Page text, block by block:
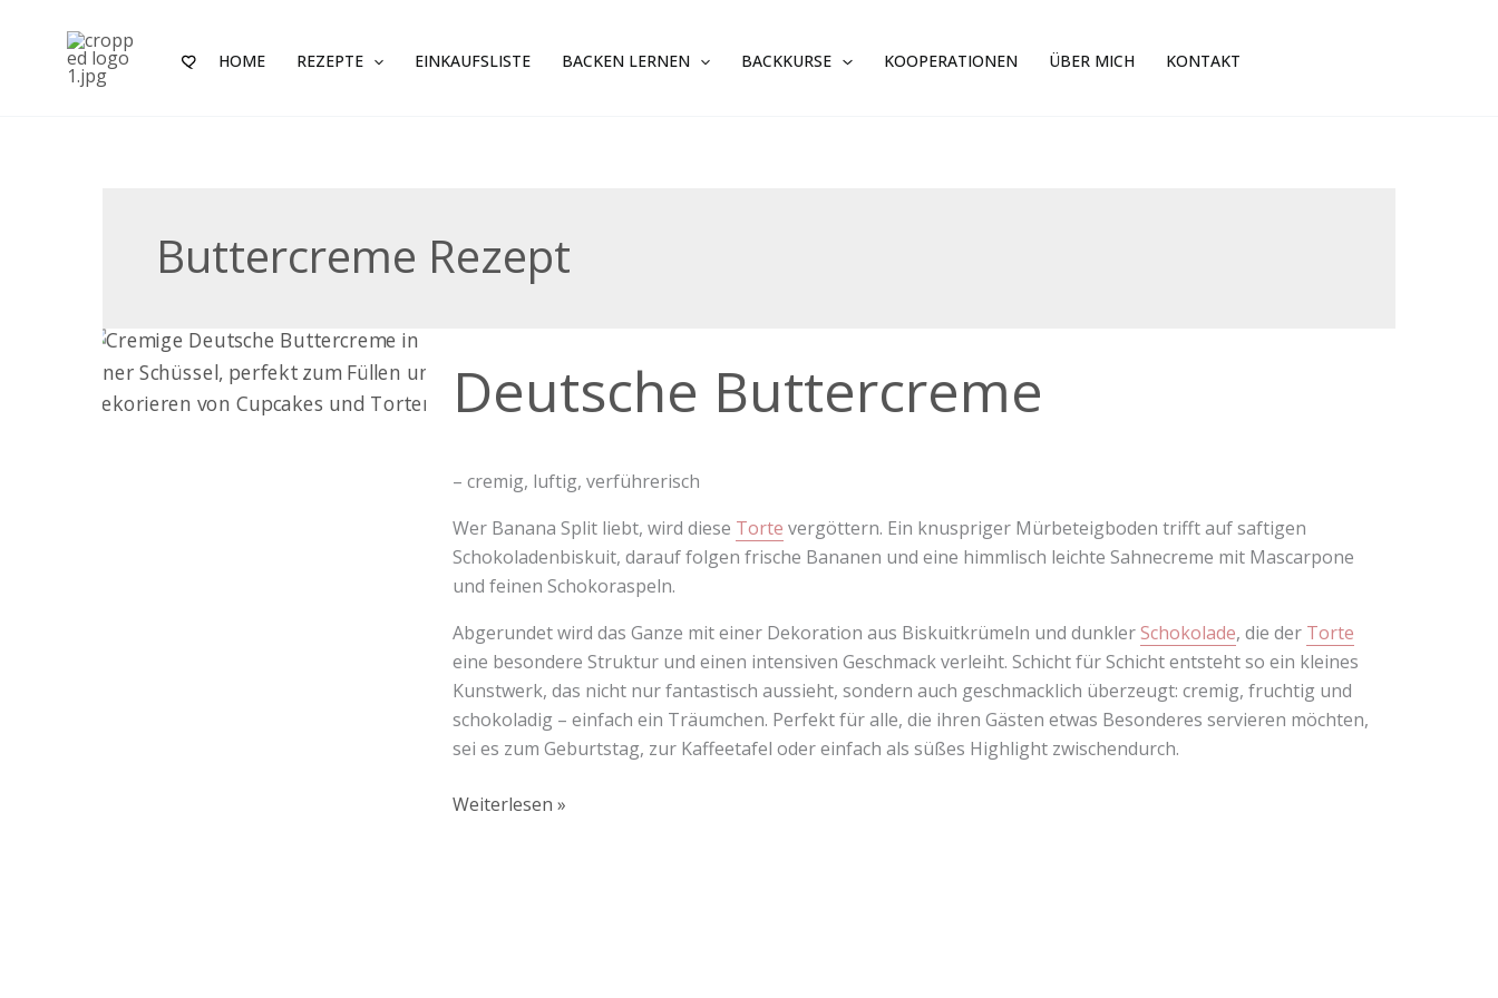
springen
HOME REZEPTE EINKAUFSLISTE BACKEN LERNEN BACKKURSE KOOPERATIONEN ÜBER MICH KONTAKT
Buttercreme Rezept
Deutsche Buttercreme
– cremig, luftig, verführerisch
Wer Banana Split liebt, wird diese Torte vergöttern. Ein knuspriger Mürbeteigboden trifft auf saftigen
Schokoladenbiskuit, darauf folgen frische Bananen und eine himmlisch leichte Sahnecreme mit Mascarpone
und feinen Schokoraspeln.
Abgerundet wird das Ganze mit einer Dekoration aus Biskuitkrümeln und dunklerSchokolade, die der Torte
eine besondere Struktur und einen intensiven Geschmack verleiht. Schicht für Schicht entsteht so ein kleines
Kunstwerk, das nicht nur fantastisch aussieht, sondern auch geschmacklich überzeugt: cremig, fruchtig und
schokoladig – einfach ein Träumchen. Perfekt für alle, die ihren Gästen etwas Besonderes servieren möchten,
sei es zum Geburtstag, zur Kaffeetafel oder einfach als süßes Highlight zwischendurch.
Buttercreme
Weiterlesen »